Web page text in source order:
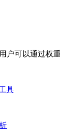
户可以通过权
具